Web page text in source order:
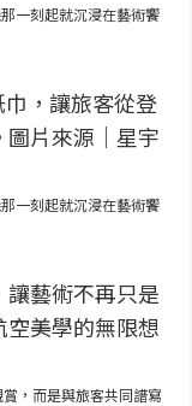
一刻起就沉浸在藝術饗
一刻起就沉浸在藝術饗
賞，而是與旅客共同譜寫